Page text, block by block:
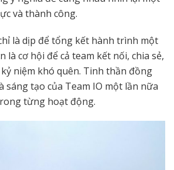
và thành công.
là dịp để tổng kết hành trình một
là cơ hội để cả team kết nối, chia sẻ,
niệm khó quên. Tinh thần đồng
sáng tạo của Team IO một lần nữa
từng hoạt động.